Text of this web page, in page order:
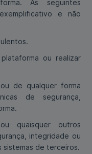
As seguintes
e não
ou realizar
de qualquer forma
de segurança,
quaisquer outros
integridade ou
sistemas de terceiros.